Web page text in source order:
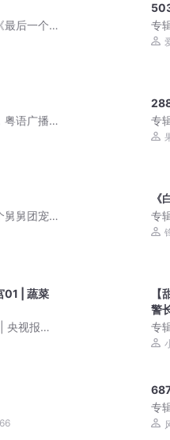
最后一个
忆著
专
爆
粤语广播
专
舅舅团宠
| 一刀苏
专
辑
01 | 蔬菜
央视报
警
专
道
专